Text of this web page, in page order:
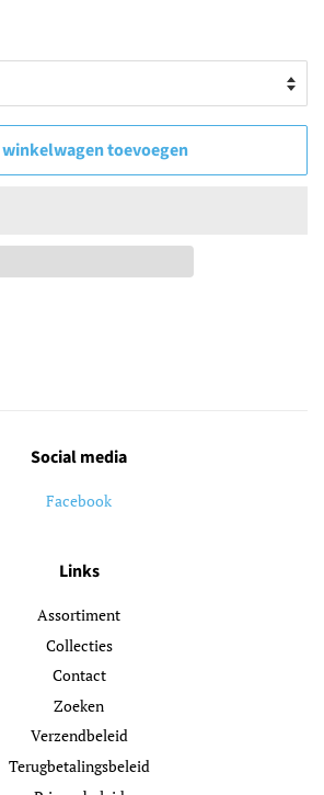
winkelwagen toevoegen
Social media
Facebook
Links
Assortiment
Collecties
Contact
Zoeken
Verzendbeleid
Terugbetalingsbeleid